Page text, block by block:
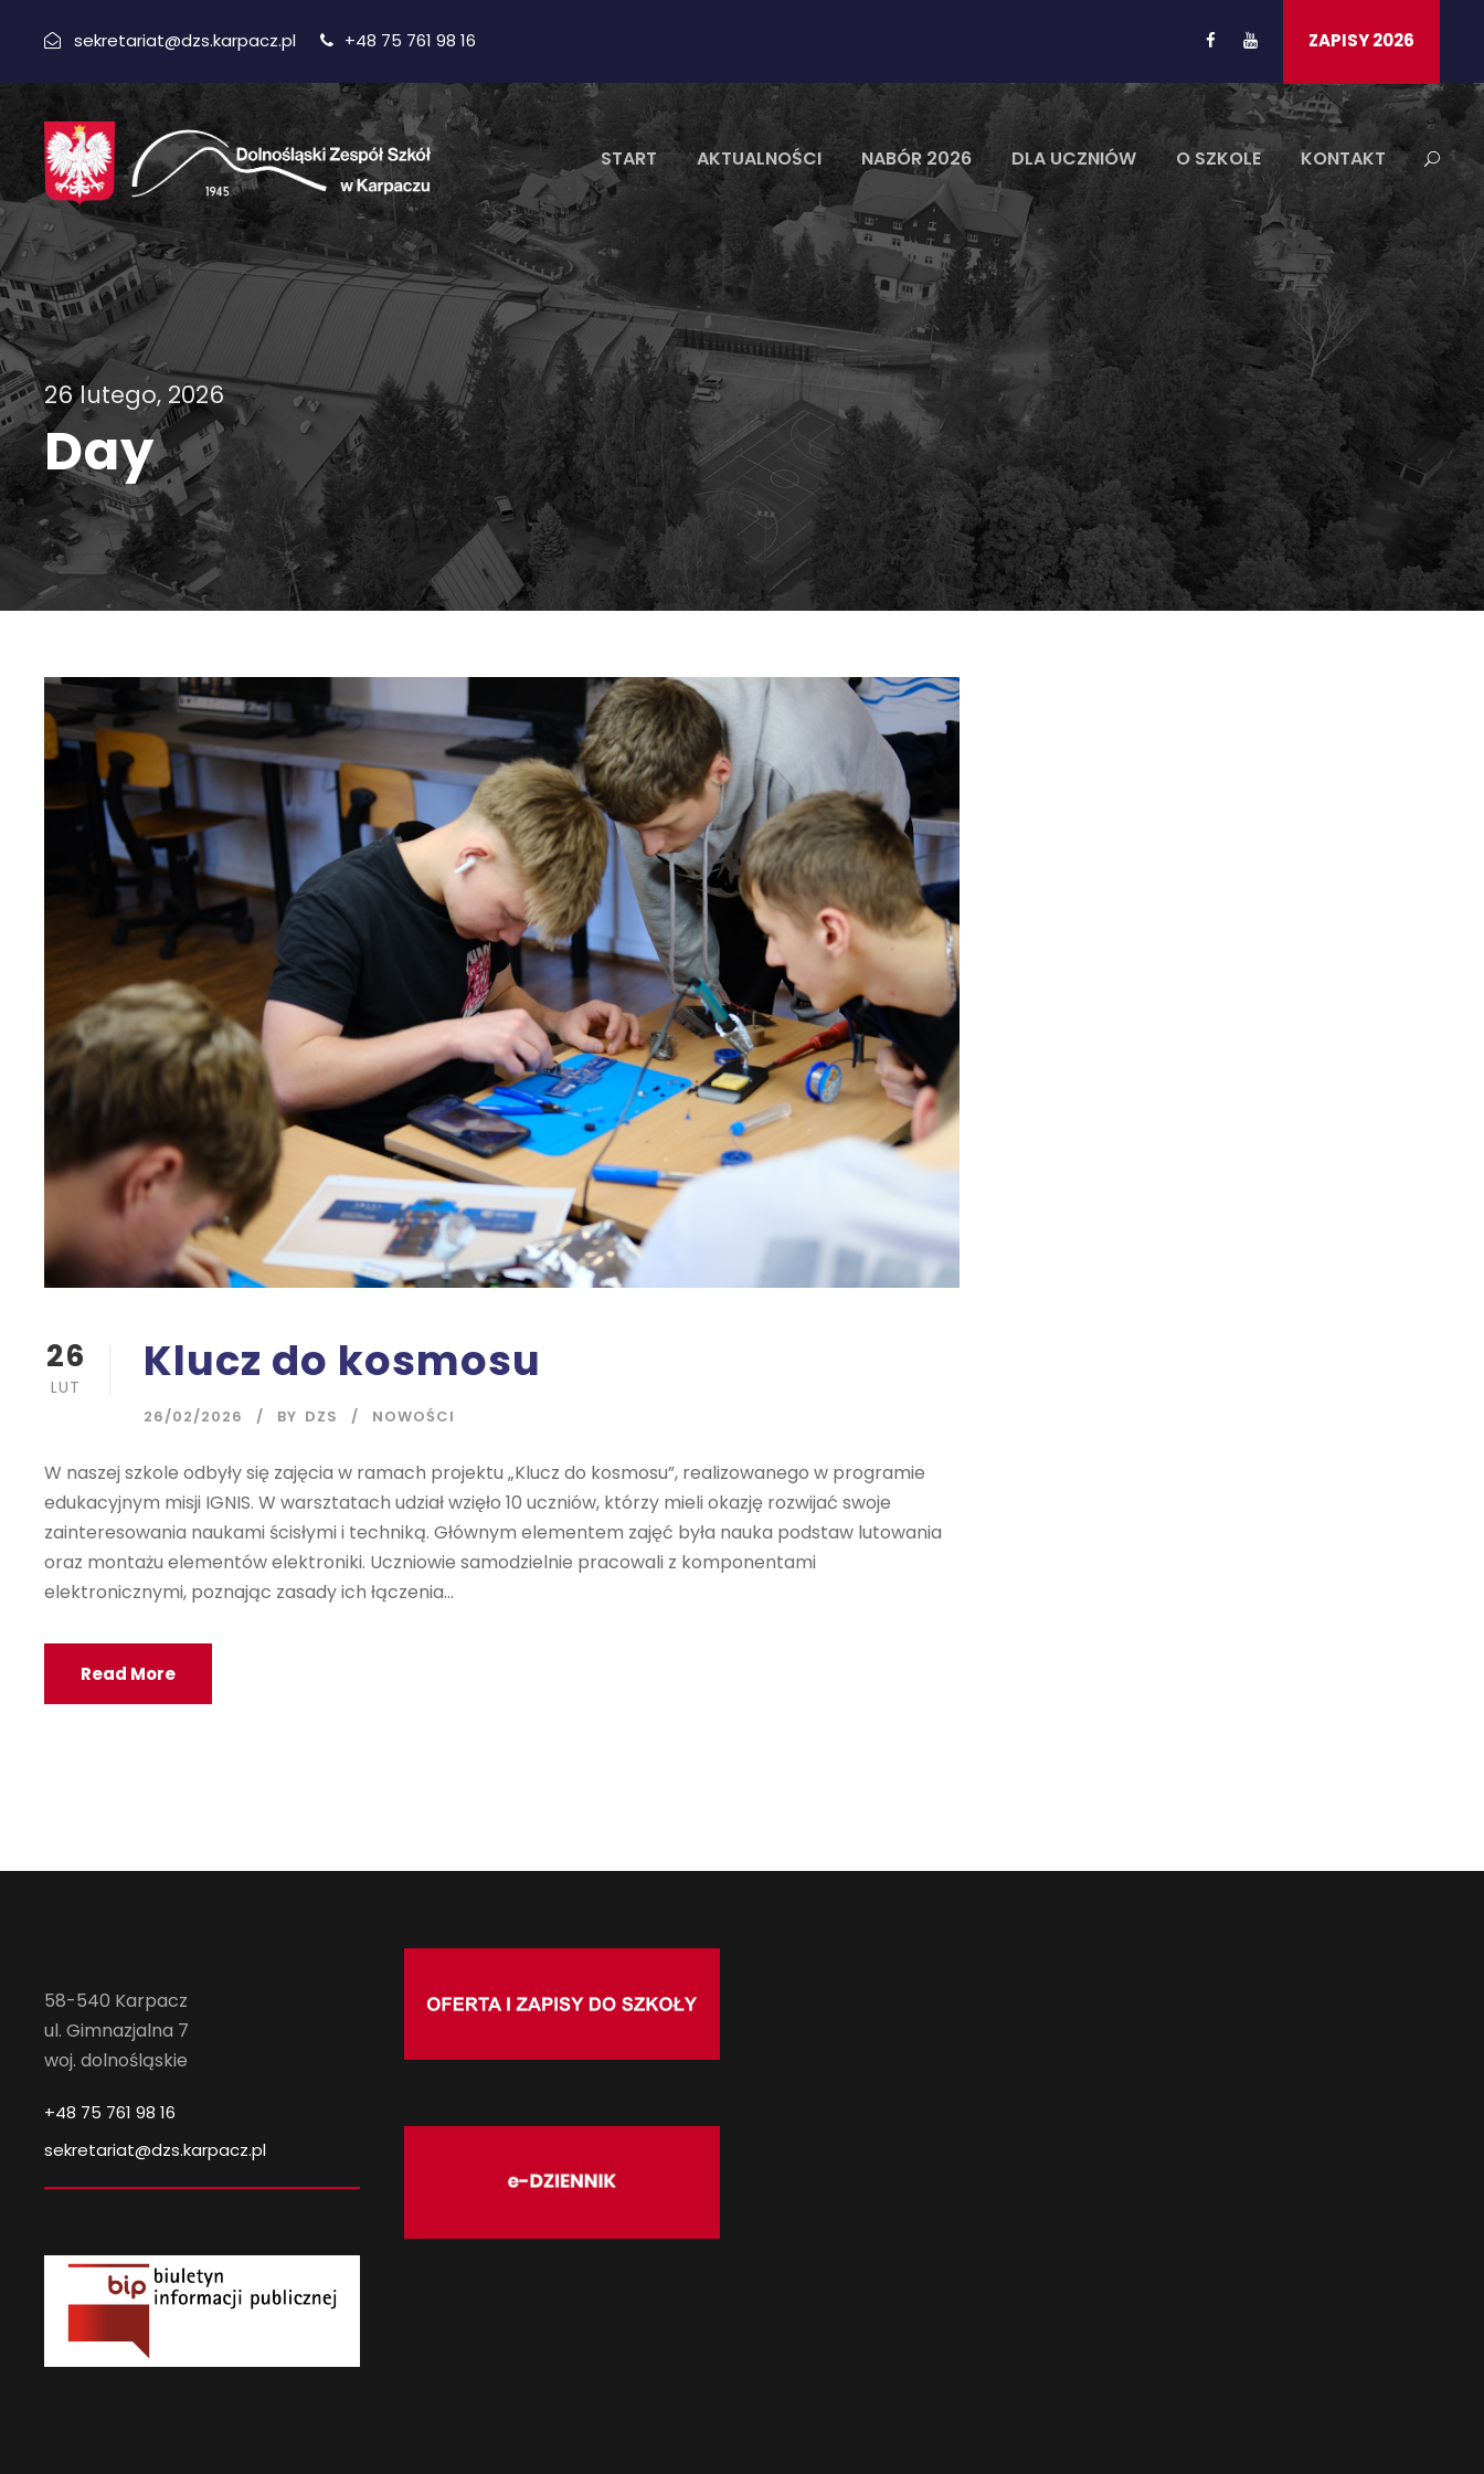
sekretariat@dzs.karpacz.pl +48 75 761 98 16 ZAPISY 2026
START AKTUALNOŚCI NABÓR 2026 DLA UCZNIÓW O SZKOLE KONTAKT
26 lutego, 2026
Day
26
LUT Klucz do kosmosu
26/02/2026 BY DZS NOWOŚCI
W naszej szkole odbyły się zajęcia w ramach projektu „Klucz do kosmosu”, realizowanego w programie
edukacyjnym misji IGNIS. W warsztatach udział wzięło 10 uczniów, którzy mieli okazję rozwijać swoje
zainteresowania naukami ścisłymi i techniką. Głównym elementem zajęć była nauka podstaw lutowania
oraz montażu elementów elektroniki. Uczniowie samodzielnie pracowali z komponentami
elektronicznymi, poznając zasady ich łączenia...
Read More
58-540 Karpacz
ul. Gimnazjalna 7
woj. dolnośląskie
+48 75 761 98 16
sekretariat@dzs.karpacz.pl